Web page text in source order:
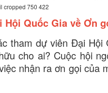
cropped 750 422
Quốc Gia về Ơn
tham dự viên Đại
cho ai? Cuộc hội
nhận ra ơn gọi của